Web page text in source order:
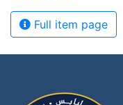
Full item page